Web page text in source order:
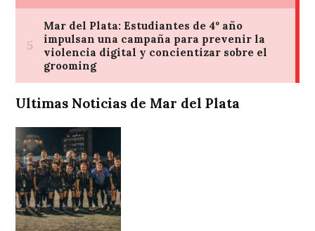
Ultimas Noticias de Mar del Plata